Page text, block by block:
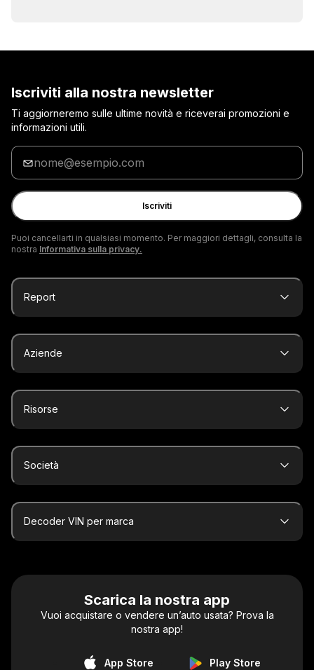
Iscriviti alla nostra newsletter
Ti aggiorneremo sulle ultime novità e riceverai promozioni e
informazioni utili.
Inserisci
tua
e-
mail
Iscriviti
Puoi cancellarti in qualsiasi momento. Per maggiori dettagli, consulta la
nostra Informativa sulla privacy.
Report
Aziende
Risorse
Società
Decoder VIN per marca
Scarica la nostra app
Vuoi acquistare o vendere un’auto usata? Prova la
nostra app!
App Store Play Store